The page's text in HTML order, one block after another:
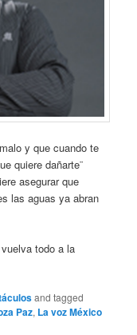
y que cuando te
quiere dañarte¨
asegurar que
las aguas ya abran
todo a la
and tagged
Paz, La voz México